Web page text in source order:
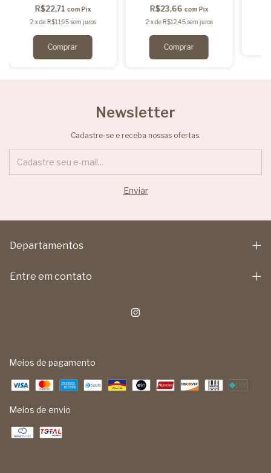
R$22,71 com Pix
2 xdeR$11,95sem juros
R$23,66 com Pix
2 xdeR$12,45 sem juros
Newsletter
Cadastre-se e receba nossas ofertas.
Departamentos
Entre em contato
Meios de pagamento
Meios de envio